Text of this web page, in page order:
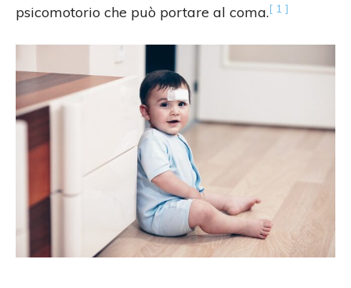
psicomotorio che può portare al coma.[ 1 ]